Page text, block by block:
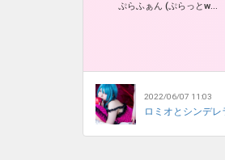
ぷらふぁん (ぷらっとwolf)
2022/06/07 11:03
ロミオとシンデレ